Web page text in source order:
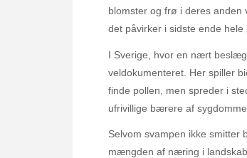
blomster og frø i deres
det påvirker i sidste ende
I Sverige, hvor en nært
veldokumenteret. Her spiller
finde pollen, men spreder i
ufrivillige bærere af
Selvom svampen ikke smitter
mængden af næring i